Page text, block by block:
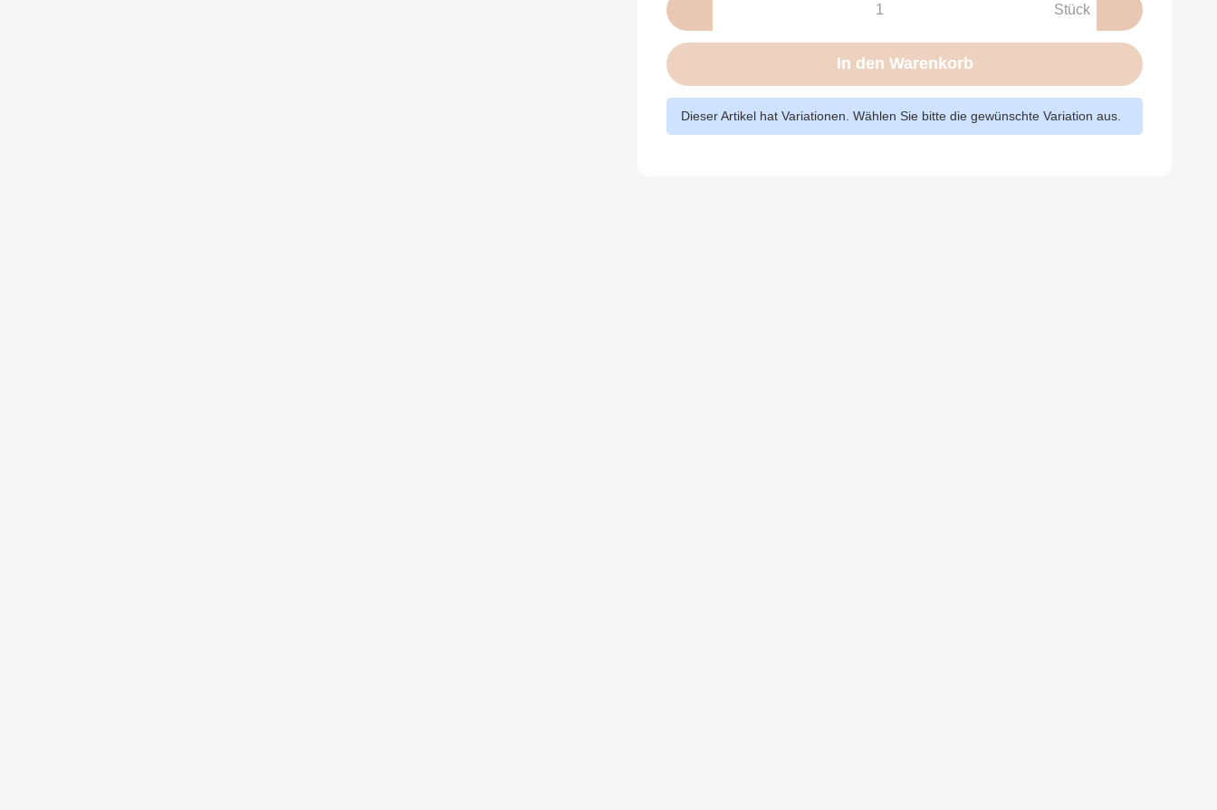
Stück
In den Warenkorb
Dieser Artikel hat Variationen. Wählen Sie bitte die gewünschte Variation aus.